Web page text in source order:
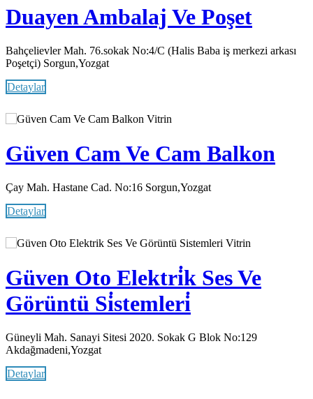
Duayen Ambalaj Ve Poşet
Bahçelievler Mah. 76.sokak No:4/C (Halis Baba iş merkezi arkası
Poşetçi) Sorgun,Yozgat
Detaylar
Vitrin
Güven Cam Ve Cam Balkon
Çay Mah. Hastane Cad. No:16 Sorgun,Yozgat
Detaylar
Vitrin
Güven Oto Elektri̇k Ses Ve
Görüntü Si̇stemleri̇
Güneyli Mah. Sanayi Sitesi 2020. Sokak G Blok No:129
Akdağmadeni,Yozgat
Detaylar